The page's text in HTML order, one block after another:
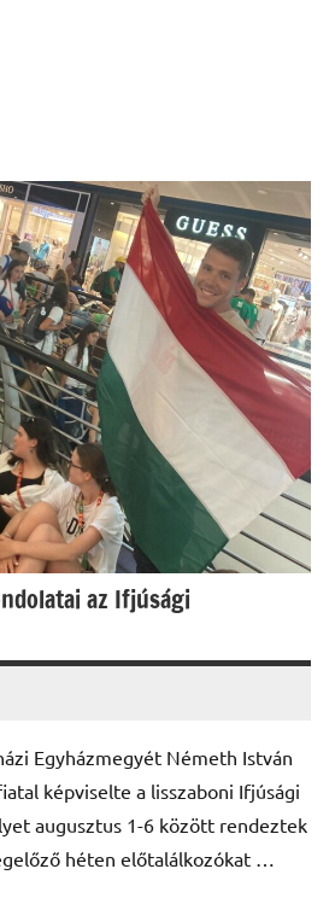
az Ifjúsági
Egyházmegyét Németh István
képviselte a lisszaboni Ifjúsági
augusztus 1-6 között rendeztek
héten előtalálkozókat …